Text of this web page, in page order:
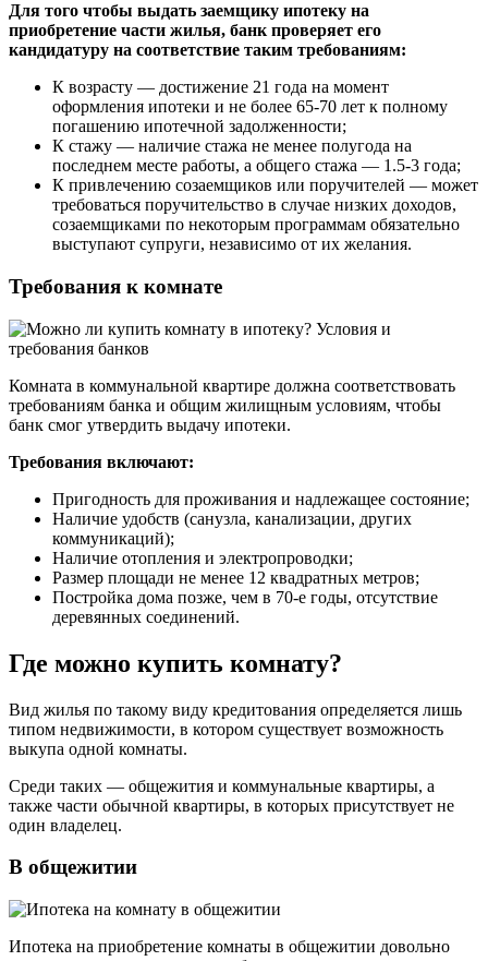
Для того чтобы выдать заемщику ипотеку на
приобретение части жилья, банк проверяет его
кандидатуру на соответствие таким требованиям:
К возрасту — достижение 21 года на момент
оформления ипотеки и не более 65-70 лет к полному
погашению ипотечной задолженности;
К стажу — наличие стажа не менее полугода на
последнем месте работы, а общего стажа — 1.5-3 года;
К привлечению созаемщиков или поручителей — может
требоваться поручительство в случае низких доходов,
созаемщиками по некоторым программам обязательно
выступают супруги, независимо от их желания.
Требования к комнате
Комната в коммунальной квартире должна соответствовать
требованиям банка и общим жилищным условиям, чтобы
банк смог утвердить выдачу ипотеки.
Требования включают:
Пригодность для проживания и надлежащее состояние;
Наличие удобств (санузла, канализации, других
коммуникаций);
Наличие отопления и электропроводки;
Размер площади не менее 12 квадратных метров;
Постройка дома позже, чем в 70-е годы, отсутствие
деревянных соединений.
Где можно купить комнату?
Вид жилья по такому виду кредитования определяется лишь
типом недвижимости, в котором существует возможность
выкупа одной комнаты.
Среди таких — общежития и коммунальные квартиры, а
также части обычной квартиры, в которых присутствует не
один владелец.
В общежитии
Ипотека на приобретение комнаты в общежитии довольно